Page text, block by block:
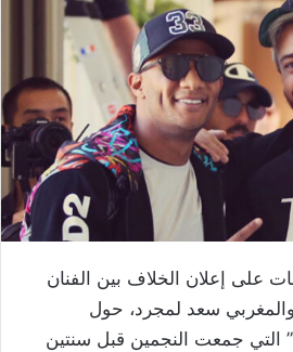
على إعلان الخلاف بين الفنان
سعد لمجرد، حول
التي جمعت النجمين قبل سنتين